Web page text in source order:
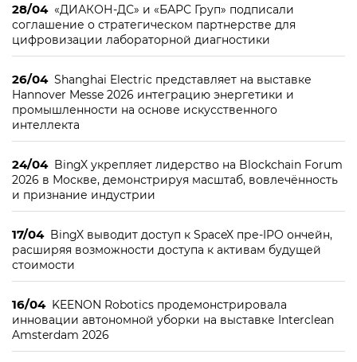
28/04 «ДИАКОН-ДС» и «БАРС Груп» подписали
соглашение о стратегическом партнерстве для
цифровизации лабораторной диагностики
26/04 Shanghai Electric представляет на выставке
Hannover Messe 2026 интеграцию энергетики и
промышленности на основе искусственного
интеллекта
24/04 BingX укрепляет лидерство на Blockchain Forum
2026 в Москве, демонстрируя масштаб, вовлечённость
и признание индустрии
17/04 BingX выводит доступ к SpaceX пре-IPO ончейн,
расширяя возможности доступа к активам будущей
стоимости
16/04 KEENON Robotics продемонстрировала
инновации автономной уборки на выставке Interclean
Amsterdam 2026